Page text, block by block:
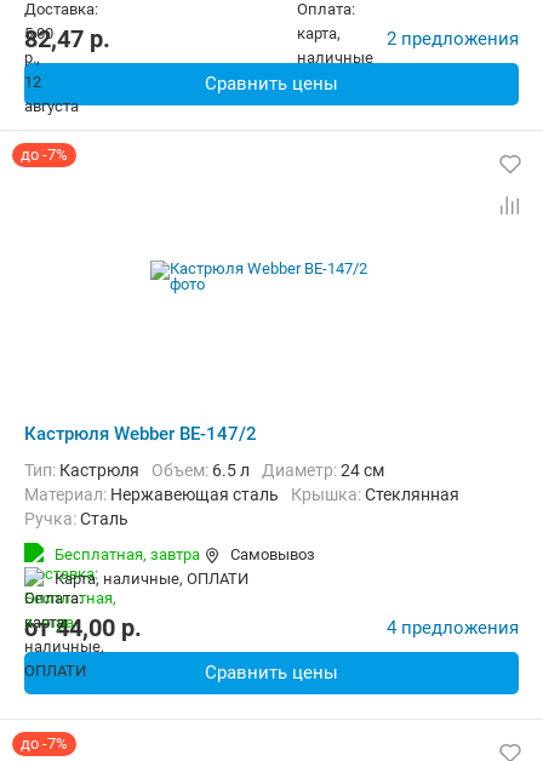
82,47 p. 2 предложения
Сравнить цены
до -7%
Кастрюля Webber BE-147/2
Тип: Кастрюля Объем: 6.5 л Диаметр:24 см
материал: Нержавеющая сталь крышка:Стеклянная
ручка:Сталь
Бесплатная, завтра
Самовывоз
карта, наличные, ОПЛАТИ
от44,00 p. 4 предложения
Сравнить цены
до -7%